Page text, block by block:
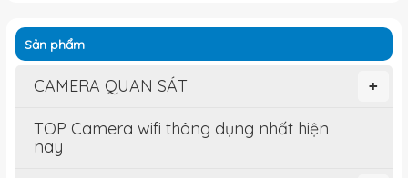
Sản phẩm
+
CAMERA QUAN SÁT
TOP Camera wifi thông dụng nhất hiện
nay